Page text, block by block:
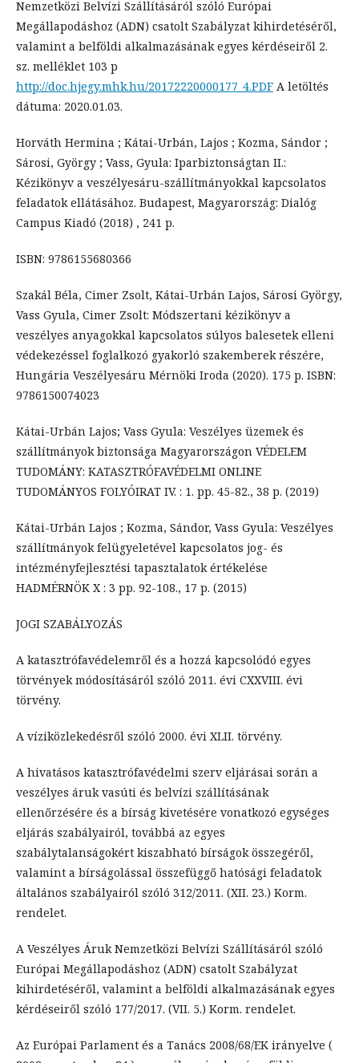
Nemzetközi Belvízi Szállításáról szóló Európai
Megállapodáshoz (ADN) csatolt Szabályzat kihirdetéséről,
valamint a belföldi alkalmazásának egyes kérdéseiről 2.
sz. melléklet 103 p
http://doc.hjegy.mhk.hu/20172220000177_4.PDF A letöltés
dátuma: 2020.01.03.
Horváth Hermina ; Kátai-Urbán, Lajos ; Kozma, Sándor ;
Sárosi, György ; Vass, Gyula: Iparbiztonságtan II.:
Kézikönyv a veszélyesáru-szállítmányokkal kapcsolatos
feladatok ellátásához. Budapest, Magyarország: Dialóg
Campus Kiadó (2018) , 241 p.
ISBN: 9786155680366
Szakál Béla, Cimer Zsolt, Kátai-Urbán Lajos, Sárosi György,
Vass Gyula, Cimer Zsolt: Módszertani kézikönyv a
veszélyes anyagokkal kapcsolatos súlyos balesetek elleni
védekezéssel foglalkozó gyakorló szakemberek részére,
Hungária Veszélyesáru Mérnöki Iroda (2020). 175 p. ISBN:
9786150074023
Kátai-Urbán Lajos; Vass Gyula: Veszélyes üzemek és
szállítmányok biztonsága Magyarországon VÉDELEM
TUDOMÁNY: KATASZTRÓFAVÉDELMI ONLINE
TUDOMÁNYOS FOLYÓIRAT IV. : 1. pp. 45-82., 38 p. (2019)
Kátai-Urbán Lajos ; Kozma, Sándor, Vass Gyula: Veszélyes
szállítmányok felügyeletével kapcsolatos jog- és
intézményfejlesztési tapasztalatok értékelése
HADMÉRNÖK X : 3 pp. 92-108., 17 p. (2015)
JOGI SZABÁLYOZÁS
A katasztrófavédelemről és a hozzá kapcsolódó egyes
törvények módosításáról szóló 2011. évi CXXVIII. évi
törvény.
A víziközlekedésről szóló 2000. évi XLII. törvény.
A hivatásos katasztrófavédelmi szerv eljárásai során a
veszélyes áruk vasúti és belvízi szállításának
ellenőrzésére és a bírság kivetésére vonatkozó egységes
eljárás szabályairól, továbbá az egyes
szabálytalanságokért kiszabható bírságok összegéről,
valamint a bírságolással összefüggő hatósági feladatok
általános szabályairól szóló 312/2011. (XII. 23.) Korm.
rendelet.
A Veszélyes Áruk Nemzetközi Belvízi Szállításáról szóló
Európai Megállapodáshoz (ADN) csatolt Szabályzat
kihirdetéséről, valamint a belföldi alkalmazásának egyes
kérdéseiről szóló 177/2017. (VII. 5.) Korm. rendelet.
Az Európai Parlament és a Tanács 2008/68/EK irányelve (